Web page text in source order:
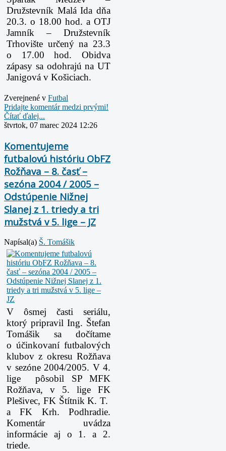
Družstevník Malá Ida dňa
20.3. o 18.00 hod. a OTJ
Jamník – Družstevník
Trhovište určený na 23.3
o 17.00 hod. Obidva
zápasy sa odohrajú na UT
Janigová v Košiciach.
Zverejnené v Futbal
Pridajte komentár medzi prvými!
Čítať ďalej...
štvrtok, 07 marec 2024 12:26
Komentujeme
futbalovú históriu ObFZ
Rožňava – 8. časť –
sezóna 2004 / 2005 –
Odstúpenie Nižnej
Slanej z 1. triedy a tri
mužstvá v 5. lige – JZ
Napísal(a) Š. Tomášik
V ôsmej časti seriálu,
ktorý pripravil Ing. Štefan
Tomášik sa dočítame
o účinkovaní futbalových
klubov z okresu Rožňava
v sezóne 2004/2005. V 4.
lige pôsobil SP MFK
Rožňava, v 5. lige FK
Plešivec, FK Štítnik K. T.
a FK Krh. Podhradie.
Komentár uvádza
informácie aj o 1. a 2.
triede.